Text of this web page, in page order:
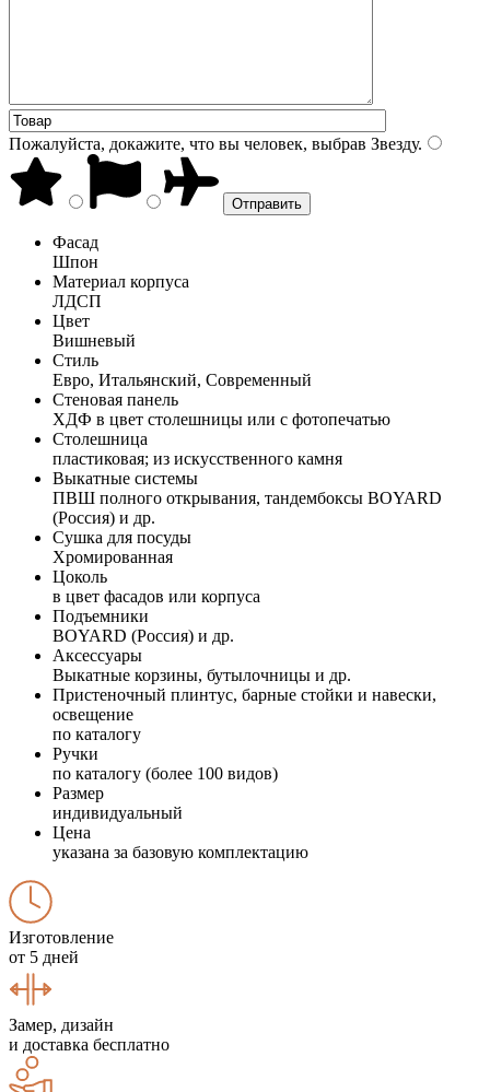
Пожалуйста, докажите, что вы человек, выбрав Звезду.
Фасад
Шпон
Материал корпуса
ЛДСП
Цвет
Вишневый
Стиль
Евро, Итальянский, Современный
Стеновая панель
ХДФ в цвет столешницы или с фотопечатью
Столешница
пластиковая; из искусственного камня
Выкатные системы
ПВШ полного открывания, тандембоксы BOYARD
(Россия) и др.
Сушка для посуды
Хромированная
Цоколь
в цвет фасадов или корпуса
Подъемники
BOYARD (Россия) и др.
Аксессуары
Выкатные корзины, бутылочницы и др.
Пристеночный плинтус, барные стойки и навески,
освещение
по каталогу
Ручки
по каталогу (более 100 видов)
Размер
индивидуальный
Цена
указана за базовую комплектацию
Изготовление
от 5 дней
Замер, дизайн
и доставка бесплатно